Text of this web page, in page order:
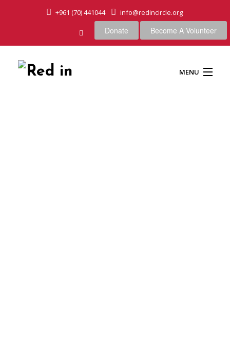
+961 (70) 441044 info@redincircle.org
Donate Become A Volunteer
MENU